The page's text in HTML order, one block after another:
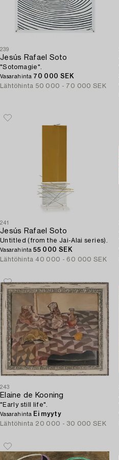
239
Jesús Rafael Soto
"Sotomagie".
Vasarahinta 70 000 SEK
Lähtöhinta 50 000 - 70 000 SEK
241
Jesús Rafael Soto
Untitled (from the Jai-Alai series).
Vasarahinta55 000 SEK
Lähtöhinta 40 000 - 60 000 SEK
243
Elaine de Kooning
"Early still life".
Vasarahinta Ei myyty
Lähtöhinta 20 000 - 30 000 SEK